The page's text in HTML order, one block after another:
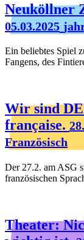
Neuköllner
05.03.2025
Ein beliebtes Spiel
Fangens, des
Wir sind
française.
Französisch
Der 27.2. am ASG
französischen
Theater: